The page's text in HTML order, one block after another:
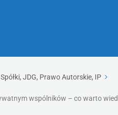
JDG, Prawo Autorskie, IP
wspólników – co warto